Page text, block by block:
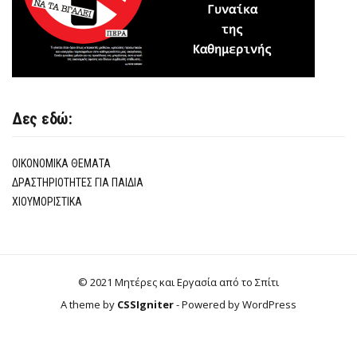
Δες εδώ:
ΟΙΚΟΝΟΜΙΚΆ ΘΈΜΑΤΑ
ΔΡΑΣΤΗΡΙΌΤΗΤΕΣ ΓΙΑ ΠΑΙΔΙΆ
ΧΙΟΥΜΟΡΙΣΤΙΚΆ
© 2021 Μητέρες και Εργασία από το Σπίτι
A theme by CSSIgniter- Powered by WordPress